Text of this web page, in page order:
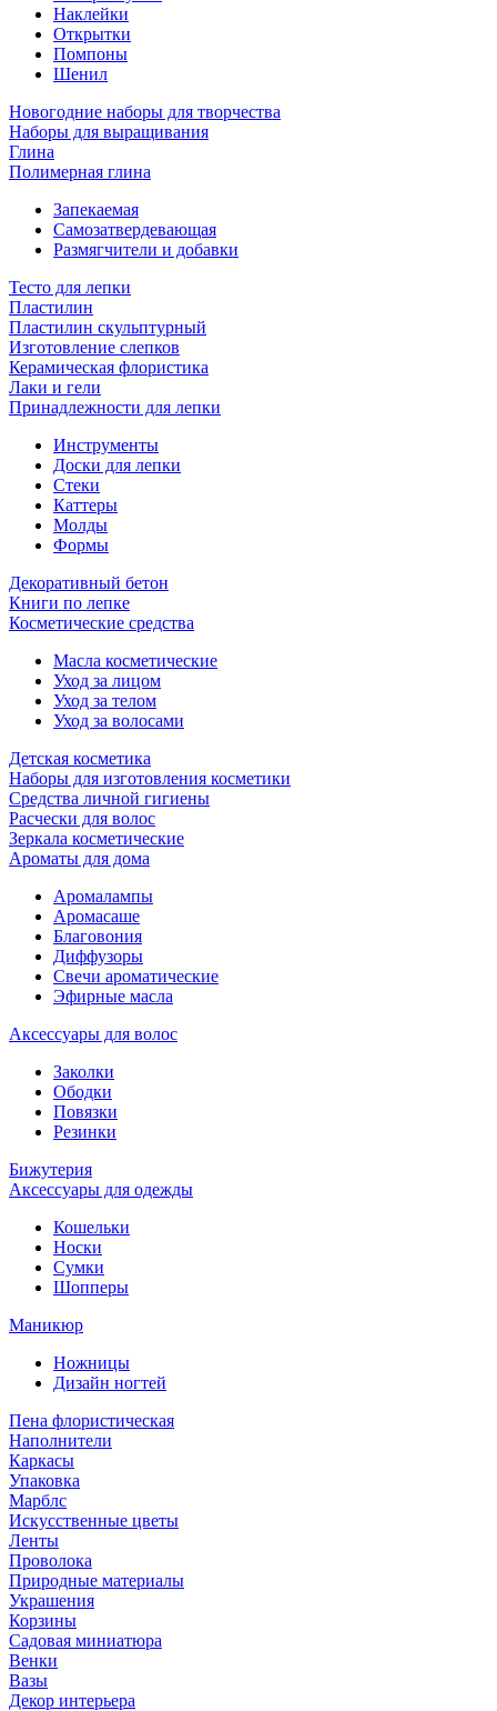
Наклейки
Открытки
Помпоны
Шенил
Новогодние наборы для творчества
Наборы для выращивания
Глина
Полимерная глина
Запекаемая
Самозатвердевающая
Размягчители и добавки
Тесто для лепки
Пластилин
Пластилин скульптурный
Изготовление слепков
Керамическая флористика
Лаки и гели
Принадлежности для лепки
Инструменты
Доски для лепки
Стеки
Каттеры
Молды
Формы
Декоративный бетон
Книги по лепке
Косметические средства
Масла косметические
Уход за лицом
Уход за телом
Уход за волосами
Детская косметика
Наборы для изготовления косметики
Средства личной гигиены
Расчески для волос
Зеркала косметические
Ароматы для дома
Аромалампы
Аромасаше
Благовония
Диффузоры
Свечи ароматические
Эфирные масла
Аксессуары для волос
Заколки
Ободки
Повязки
Резинки
Бижутерия
Аксессуары для одежды
Кошельки
Носки
Сумки
Шопперы
Маникюр
Ножницы
Дизайн ногтей
Пена флористическая
Наполнители
Каркасы
Упаковка
Марблс
Искусственные цветы
Ленты
Проволока
Природные материалы
Украшения
Корзины
Садовая миниатюра
Венки
Вазы
Декор интерьера